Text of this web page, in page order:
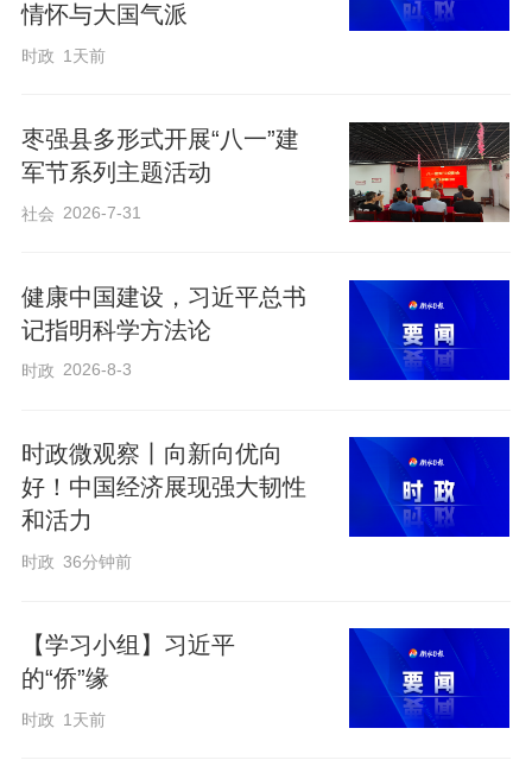
在趣味知识有奖问答环节，“请问辨别正版
图书可以查看哪些关键信息？”“遇到售卖盗
话？”……一个个紧扣宣讲内容的问题刚被
抛出，台下的小手便齐刷刷地举了起来。
孩子们挺直腰板、眼神热切，争先恐后地
晃动着手臂，想要分享自己学到的知识。
积极的同学发放了定制书签、笔记本等精
美小礼品，
情怀与大国气派
时政 1天前
枣强县多形式开展“八一”建
军节系列主题活动
社会 2026-7-31
健康中国建设，习近平总书
记指明科学方法论
时政 2026-8-3
时政微观察丨向新向优向
好！中国经济展现强大韧性
和活力
时政 36分钟前
【学习小组】习近平
的“侨”缘
时政 1天前